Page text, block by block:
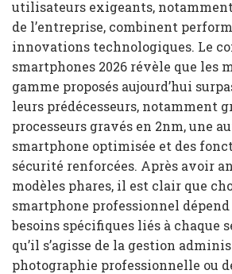
utilisateurs exigeants,
de l’entreprise, combinent
innovations technologiques. Le
smartphones 2026 révèle que les
gamme proposés aujourd’hui
leurs prédécesseurs, notamment
processeurs gravés en 2nm, une
smartphone optimisée et des
sécurité renforcées. Après avoir
modèles phares, il est clair que
smartphone professionnel
besoins spécifiques liés à chaque
qu’il s’agisse de la gestion
photographie professionnelle ou